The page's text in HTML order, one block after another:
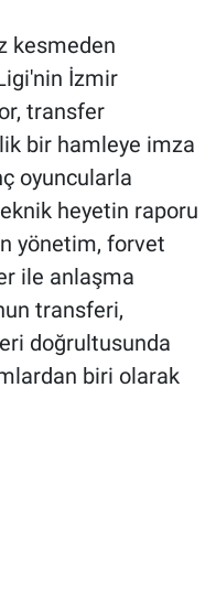
kesmeden
İzmir
transfer
bir hamleye imza
oyuncularla
heyetin raporu
yönetim, forvet
ile anlaşma
transferi,
doğrultusunda
biri olarak